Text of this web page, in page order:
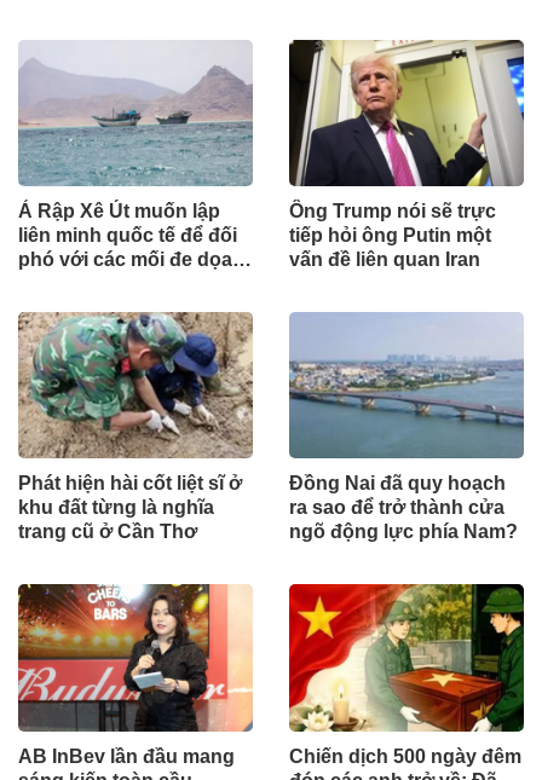
ngoặt quản trị hiện đại
Ả Rập Xê Út muốn lập
liên minh quốc tế để đối
phó với các mối đe dọa
Ông Trump nói sẽ trực
tiếp hỏi ông Putin một
vấn đề liên quan Iran
Phát hiện hài cốt liệt sĩ ở
khu đất từng là nghĩa
trang cũ ở Cần Thơ
Đồng Nai đã quy hoạch
ra sao để trở thành cửa
ngõ động lực phía Nam?
AB InBev lần đầu mang
Chiến dịch 500 ngày đêm